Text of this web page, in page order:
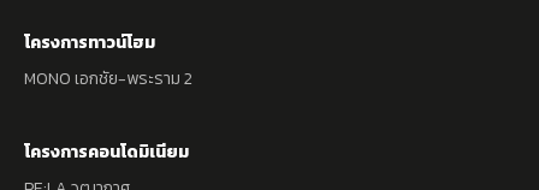
โครงการทาวน์โฮม
MONO เอกชัย-พระราม 2
โครงการคอนโดมิเนียม